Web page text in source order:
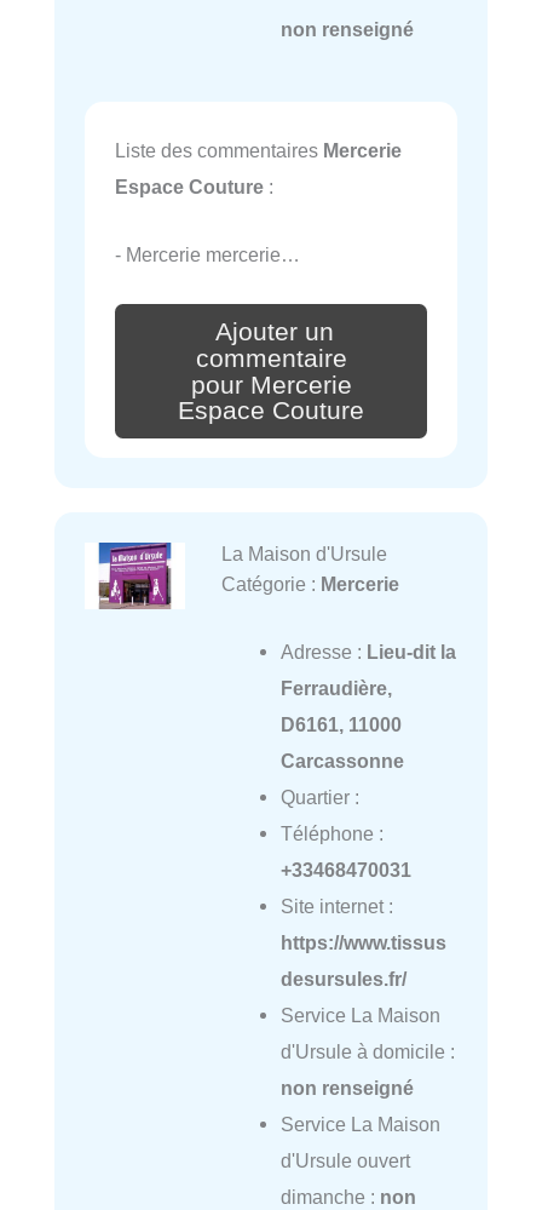
non renseigné
Liste des commentaires Mercerie
Espace Couture :
- Mercerie mercerie…
Ajouter un
commentaire
pour Mercerie
Espace Couture
La Maison d'Ursule
Catégorie : Mercerie
Adresse : Lieu-dit la
Ferraudière,
D6161, 11000
Carcassonne
Quartier :
Téléphone :
+33468470031
Site internet :
https://www.tissus
desursules.fr/
Service La Maison
d'Ursule à domicile :
non renseigné
Service La Maison
d'Ursule ouvert
dimanche : non